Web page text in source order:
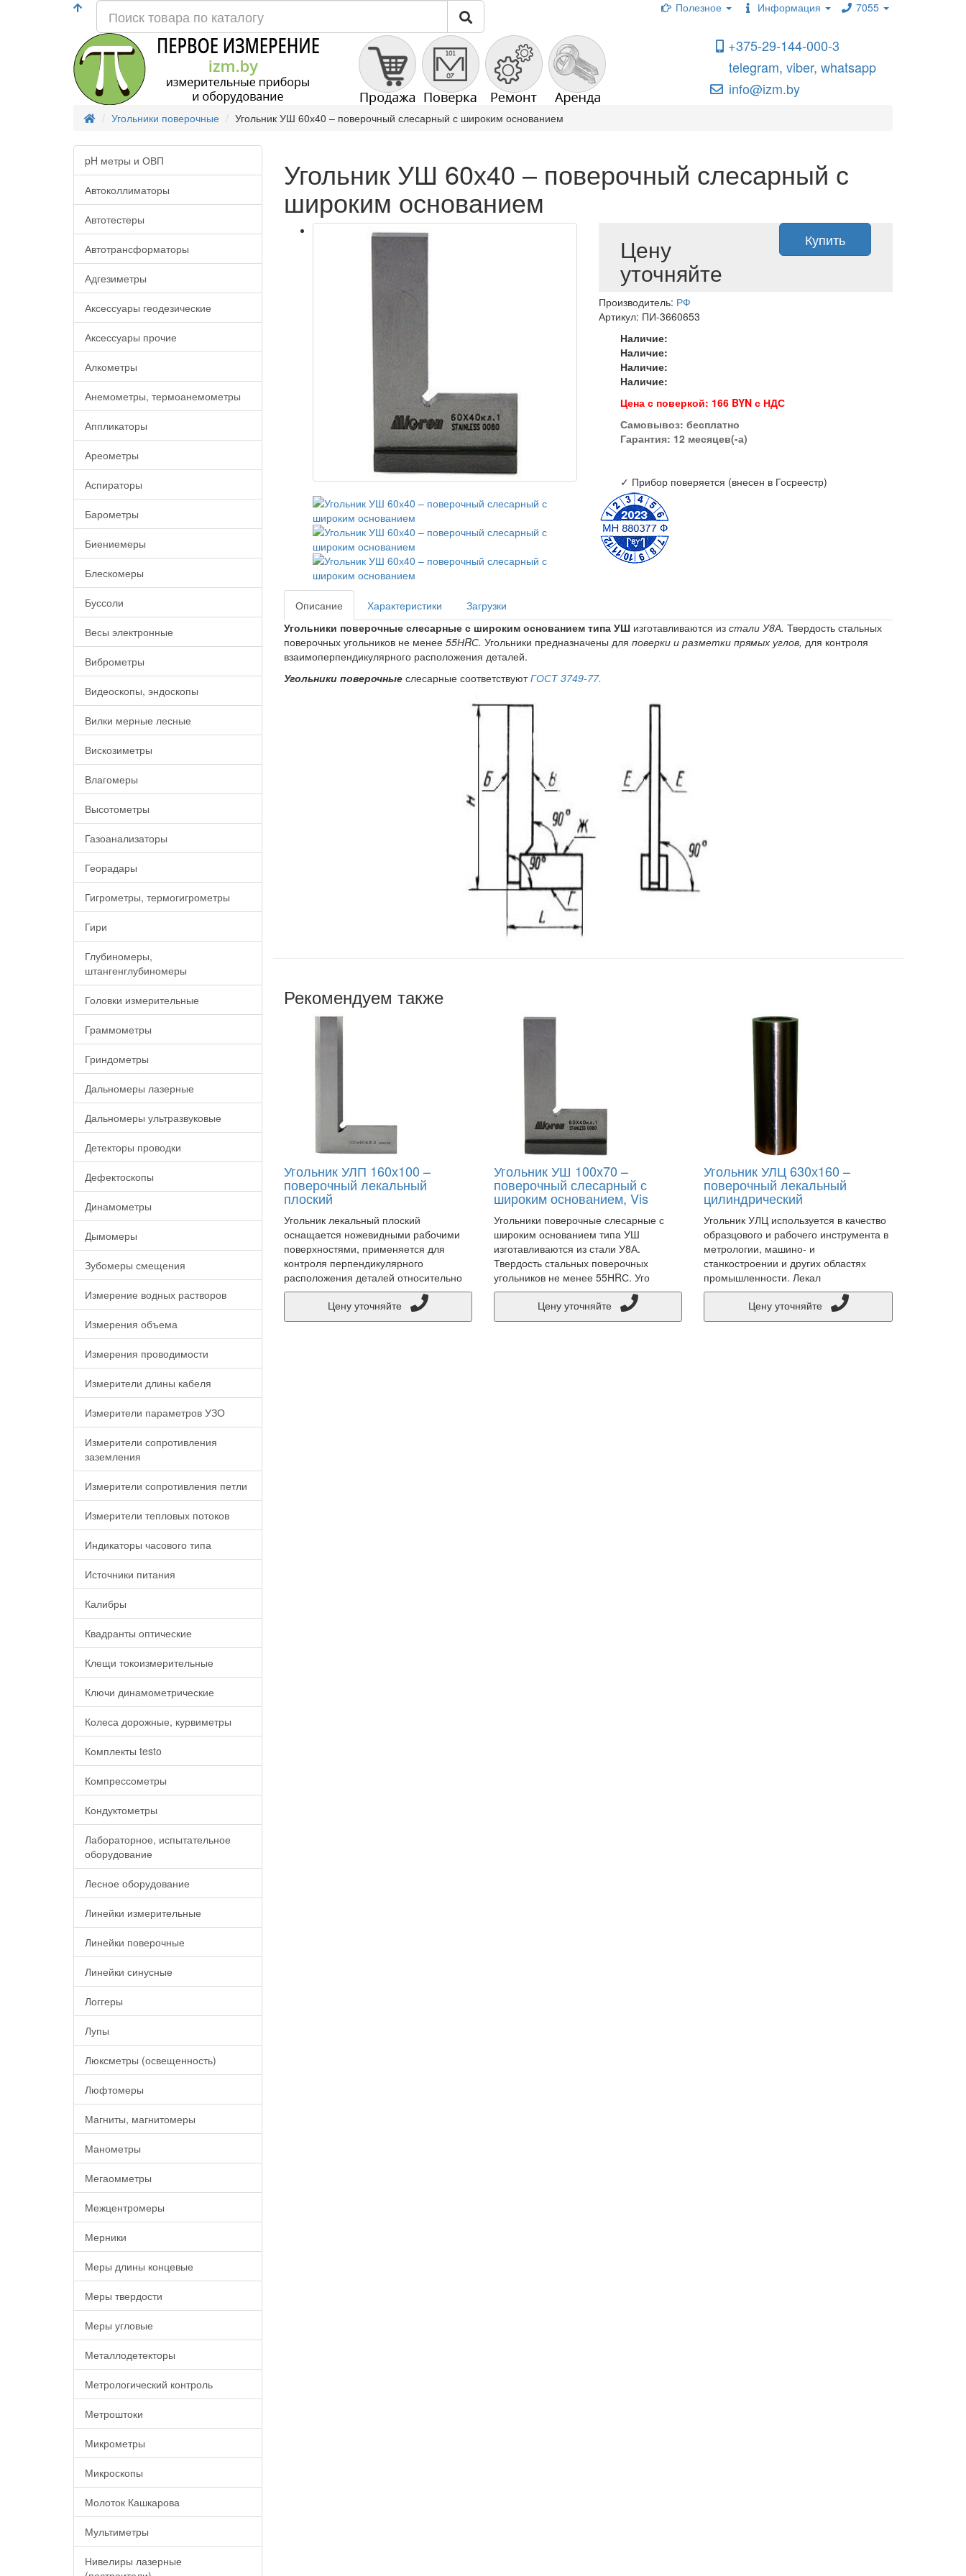
Полезное Информация 7055
+375-29-144-000-3
telegram, viber, whatsapp
info@izm.by
Угольники поверочные Угольник УШ 60х40 – поверочный слесарный с широким основанием
pH метры и ОВП
Автоколлиматоры
Автотестеры
Автотрансформаторы
Адгезиметры
Аксессуары геодезические
Аксессуары прочие
Алкометры
Анемометры, термоанемометры
Аппликаторы
Ареометры
Аспираторы
Барометры
Биениемеры
Блескомеры
Буссоли
Весы электронные
Виброметры
Видеоскопы, эндоскопы
Вилки мерные лесные
Вискозиметры
Влагомеры
Высотометры
Газоанализаторы
Георадары
Гигрометры, термогигрометры
Гири
Глубиномеры,
штангенглубиномеры
Головки измерительные
Граммометры
Гриндометры
Дальномеры лазерные
Дальномеры ультразвуковые
Детекторы проводки
Дефектоскопы
Динамометры
Дымомеры
Зубомеры смещения
Измерение водных растворов
Измерения объема
Измерения проводимости
Измерители длины кабеля
Измерители параметров УЗО
Измерители сопротивления
заземления
Измерители сопротивления петли
Измерители тепловых потоков
Индикаторы часового типа
Источники питания
Калибры
Квадранты оптические
Клещи токоизмерительные
Ключи динамометрические
Колеса дорожные, курвиметры
Комплекты testo
Компрессометры
Кондуктометры
Лабораторное, испытательное
оборудование
Лесное оборудование
Линейки измерительные
Линейки поверочные
Линейки синусные
Логгеры
Лупы
Люксметры (освещенность)
Люфтомеры
Магниты, магнитомеры
Манометры
Мегаомметры
Межцентромеры
Мерники
Меры длины концевые
Меры твердости
Меры угловые
Металлодетекторы
Метрологический контроль
Метроштоки
Микрометры
Микроскопы
Молоток Кашкарова
Мультиметры
Нивелиры лазерные
Угольник УШ 60х40 – поверочный слесарный с
широким основанием
Цену
уточняйте
Купить
Производитель: РФ
Артикул: ПИ-3660653
Наличие:
Наличие:
Наличие:
Наличие:
Цена с поверкой: 166 BYN с НДС
Самовывоз:бесплатно
Гарантия: 12 месяцев(-а)
✓ Прибор поверяется (внесен в Госреестр)
Описание Характеристики
Загрузки
Угольники поверочные слесарные с широким основанием типа УШизготавливаются из стали У8А. Твердость стальных
поверочных угольников не менее 55НRС. Угольники предназначены для поверки и разметки прямых углов, для контроля
взаимоперпендикулярного расположения деталей.
Угольники поверочныеслесарные соответствуютГОСТ 3749-77.
Рекомендуем также
Угольник УЛП 160х100 –
поверочный лекальный
плоский
Угольник лекальный плоский
оснащается ножевидными рабочими
поверхностями, применяется для
контроля перпендикулярного
расположения деталей относительно
Угольник УШ 100х70 –
поверочный слесарный с
широким основанием, Vis
Угольники поверочные слесарные с
широким основанием типа УШ
изготавливаются из стали У8А.
Твердость стальных поверочных
угольников не менее 55НRС. Уго
Цену уточняйте
Угольник УЛЦ 630х160 –
поверочный лекальный
цилиндрический
Угольник УЛЦ используется в качество
образцового и рабочего инструмента в
метрологии, машино- и
станкостроении и других областях
промышленности. Лекал